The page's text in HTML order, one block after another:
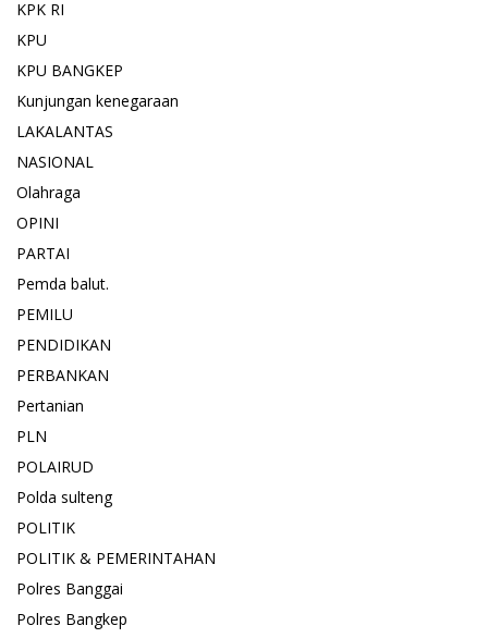
KPK RI
KPU
KPU BANGKEP
Kunjungan kenegaraan
LAKALANTAS
NASIONAL
Olahraga
OPINI
PARTAI
Pemda balut.
PEMILU
PENDIDIKAN
PERBANKAN
Pertanian
PLN
POLAIRUD
Polda sulteng
POLITIK
POLITIK & PEMERINTAHAN
Polres Banggai
Polres Bangkep